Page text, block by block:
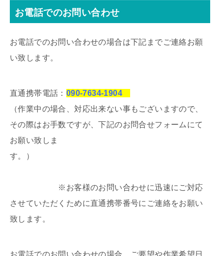
お電話でのお問い合わせ
お電話でのお問い合わせの場合は下記までご連絡お願
い致します。
直通携帯電話： 090-7634-1904
（作業中の場合、対応出来ない事もございますので、
その際はお手数ですが、下記のお問合せフォームにて
お願い致しま
す。）
※お客様のお問い合わせに迅速にご対応
させていただくために直通携帯番号にご連絡をお願い
致します。